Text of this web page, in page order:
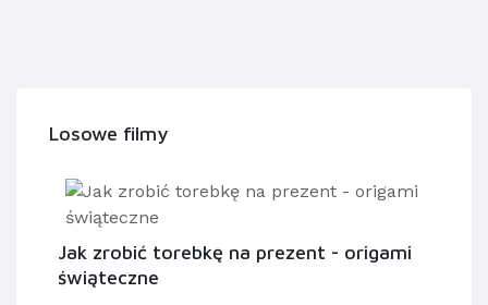
Losowe filmy
Jak zrobić torebkę na prezent - origami
świąteczne